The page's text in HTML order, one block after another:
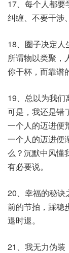
17、每个人都
纠缠、不要干涉
18、圈子决定人
所谓物以类聚，
你干杯，而靠谱
19、总以为我们
可是，我还是错
一个人的迈进便
一个人的迈进便
么？沉默中风懂
有必要说。
20、幸福的秘诀
前的节拍，踩稳
退时退。
21、我无力伪装